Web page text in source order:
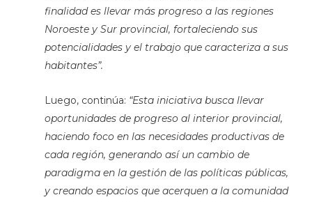
finalidad es llevar más progreso a las regiones
Noroeste y Sur provincial, fortaleciendo sus
potencialidades y el trabajo que caracteriza a sus
habitantes”.
Luego, continúa: “Esta iniciativa busca llevar
oportunidades de progreso al interior provincial,
haciendo foco en las necesidades productivas de
cada región, generando así un cambio de
paradigma en la gestión de las políticas públicas,
y creando espacios que acerquen a la comunidad